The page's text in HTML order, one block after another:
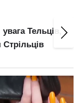
Тельців,
Стрільців